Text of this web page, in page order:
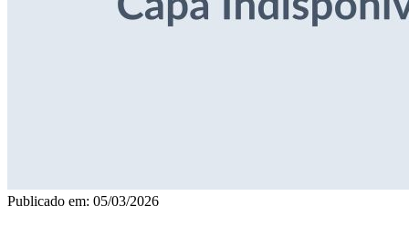
Publicado em: 05/03/2026